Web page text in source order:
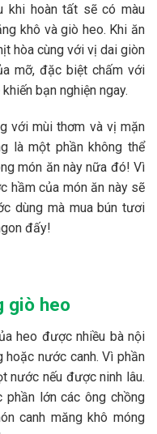
khi hoàn tất sẽ có màu
khô và giò heo. Khi ăn
hòa cùng với vị dai giòn
mỡ, đặc biệt chấm với
bạn nghiện ngay.
với mùi thơm và vị mặn
là một phần không thể
món ăn này nữa đó! Vì
hầm của món ăn này sẽ
dùng mà mua bún tươi
đấy!
giò heo
heo được nhiều bà nội
nước canh. Vì phần
nước nếu được ninh lâu.
lớn các ông chồng
canh măng khô móng